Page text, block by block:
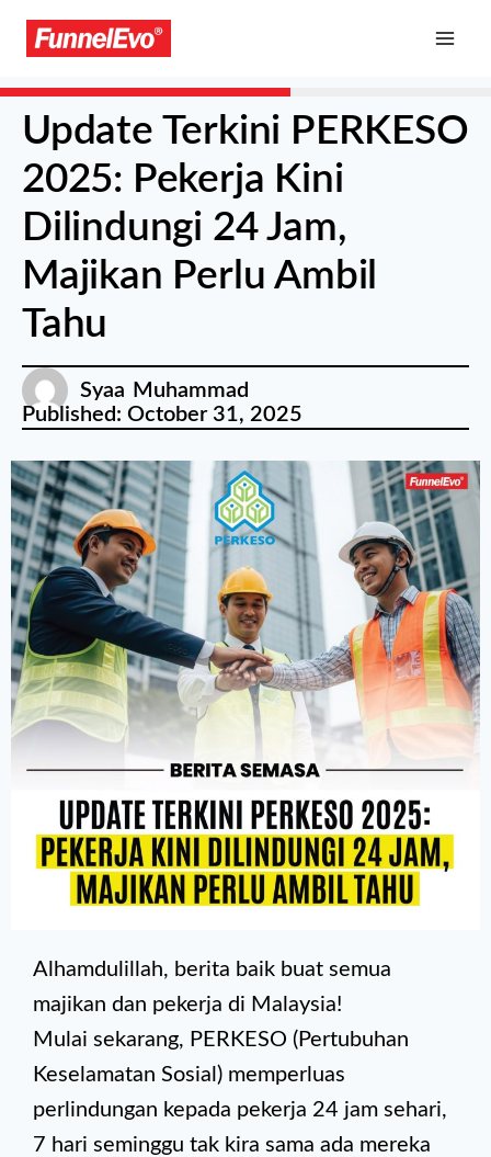
Update Terkini PERKESO
2025: Pekerja Kini
Dilindungi 24 Jam,
Majikan Perlu Ambil
Tahu
Syaa Muhammad
Published: October 31, 2025
Alhamdulillah, berita baik buat semua
majikan dan pekerja di Malaysia!
Mulai sekarang, PERKESO (Pertubuhan
Keselamatan Sosial) memperluas
perlindungan kepada pekerja 24 jam sehari,
7 hari seminggu tak kira sama ada mereka